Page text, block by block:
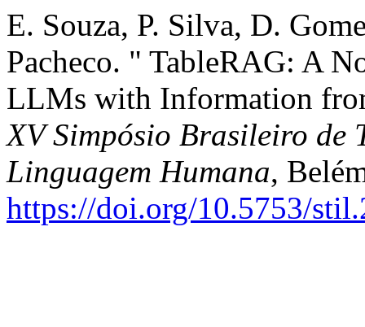
E. Souza, P. Silva, D.
Pacheco. " TableRAG: A
LLMs with Information
XV Simpósio Brasileiro de
Linguagem Humana,
https://doi.org/10.5753/